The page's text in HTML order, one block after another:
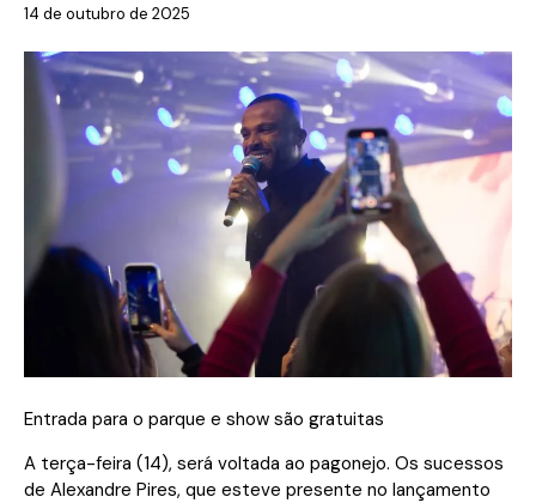
14 de outubro de 2025
Entrada para o parque e show são gratuitas
A terça-feira (14), será voltada ao pagonejo. Os sucessos
de Alexandre Pires, que esteve presente no lançamento